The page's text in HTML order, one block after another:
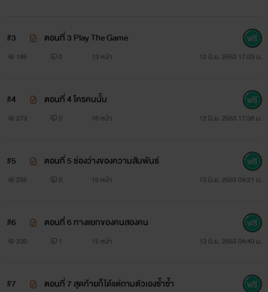
#3 ตอนที่ 3 Play The Game
186 0 13 หน้า 12 มิ.ย. 2563 17:03 น.
#4 ตอนที่ 4 ใครคนนั้น
273 0 16 หน้า 12 มิ.ย. 2563 17:38 น.
#5 ตอนที่ 5 ช่องว่างของความสัมพันธ์
235 0 16 หน้า 13 มิ.ย. 2563 04:21 น.
#6 ตอนที่ 6 ทางแยกของคนสองคน
230 1 15 หน้า 13 มิ.ย. 2563 04:40 น.
#7 ตอนที่ 7 สุดท้ายก็ได้แต่ถามตัวเองซ้ำซ้ำ